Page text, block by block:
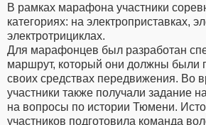
В рамках марафона участники
категориях: на электроприставках,
электротрициклах.
Для марафонцев был разработан
маршрут, который они должны были
своих средствах передвижения. Во
участники также получали задание
на вопросы по истории Тюмени.
участников подготовила команда